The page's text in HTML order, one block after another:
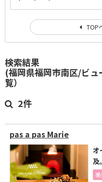
検索結果
(福岡県福岡市南区/ビ
覧）
2件
pas a pas Marie
オ
及
康
TOP